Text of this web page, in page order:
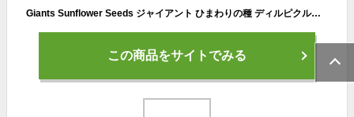
Giants Sunflower Seeds ジャイアント ひまわりの種 ディルピクルス味 142g Dill Pickle Flavored 5oz
この商品をサイトでみる